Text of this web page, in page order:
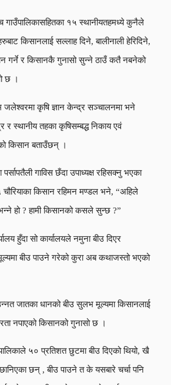
गाउँपालिकासहितका १५ स्थानीयतहमध्ये कुनैले
किसानलाई सल्लाह दिने, बालीनाली हेरिदिने,
गर्ने र किसानकै गुनासो सुन्ने ठाउँ कतै नबनेको
छ ।
जलेश्वरमा कृषि ज्ञान केन्द्र सञ्चालनमा भने
स्थानीय तहका कृषिसम्बद्ध निकाय एवं
किसान बताउँछन् ।
गाविस छँदा उपाध्यक्ष रहिसक्नु भएका
किसान रहिमन मण्डल भने, “अहिले
हो ? हामी किसानको कसले सुन्छ ?”
हुँदा सो कार्यालयले नमुना बीउ दिएर
बीउ पाउने गरेको कुरा अब कथाजस्तो भएको
जातका धानको बीउ सुलभ मूल्यमा किसानलाई
नपाएको किसानको गुनासो छ ।
५० प्रतिशत छुटमा बीउ दिएको थियो, खै
छन् , बीउ पाउने त के यसबारे चर्चा पनि